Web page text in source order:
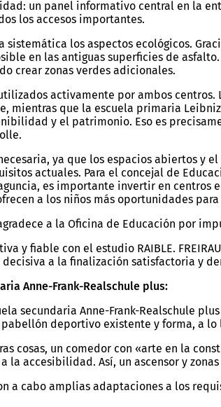
un panel informativo central en la
los accesos importantes.
sistemática los aspectos ecológicos.
en las antiguas superficies de
crear zonas verdes adicionales.
activamente por ambos
mientras que la escuela primaria
y el patrimonio. Eso es
ya que los espacios abiertos y
actuales. Para el concejal de
es importante invertir en centros
a los niños más oportunidades
a la Oficina de Educación por
y fiable con el estudio RAIBLE.
a la finalización satisfactoria y
Anne-Frank-Realschule plus:
secundaria Anne-Frank-Realschule
deportivo existente y forma, a
cosas, un comedor con «arte en la
la accesibilidad. Así, un ascensor y
a cabo amplias adaptaciones a los